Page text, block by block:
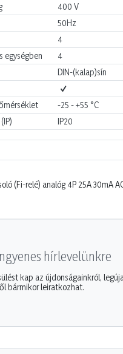
400 V
50Hz
4
egységben
4
DIN-(kalap)sín
-25 - +55 °C
IP20
(Fi-relé) analóg 4P 25A 30mA
hírlevelünkre
kap az újdonságainkról,
bármikor leiratkozhat.